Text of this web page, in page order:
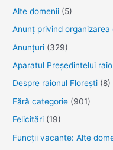
dedicată
Zilei
combatere
SIDA-
01
cu
Alte domenii (5)
Anunţ privind
Anunţuri (329)
Aparatul Preşedintelui
Despre raionul Floreşti (8)
Fără categorie (901)
Felicitări (19)
Funcţii vacante: Alte